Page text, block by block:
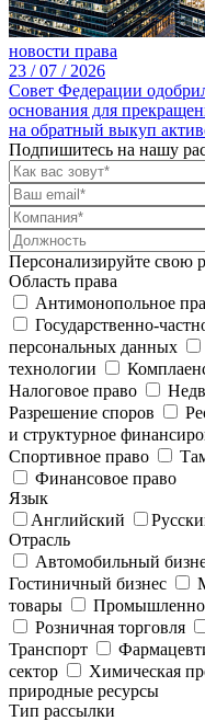
новости права
23 /07 / 2026
Совет Федерации
основания для
на обратный выкуп
Подпишитесь на нашу
Персонализируйте свою
Область права
Антимонопольное
Государственно-
персональных данных
технологии
Налоговое право
Разрешение споров
и структурное
Спортивное право
Финансовое право
Язык
Английский
Отрасль
Автомобильный
Гостиничный бизнес
товары
Розничная торговля
Транспорт
сектор
Химическая
природные ресурсы
Тип рассылки